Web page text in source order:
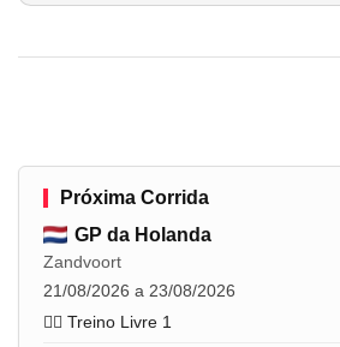
Próxima Corrida
GP da Holanda
Zandvoort
21/08/2026 a 23/08/2026
🏋️‍♂️ Treino Livre 1